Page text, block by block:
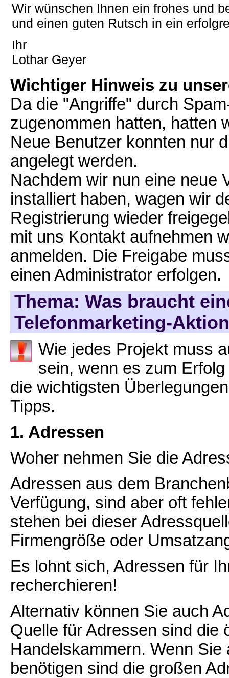
Wir wünschen Ihnen ein frohes und
und einen guten Rutsch in ein
Ihr
Lothar Geyer
Wichtiger Hinweis zu
Da die "Angriffe" durch
zugenommen hatten, hatten
Neue Benutzer konnten nur
angelegt werden.
Nachdem wir nun eine neue
installiert haben, wagen wir
Registrierung wieder
mit uns Kontakt aufnehmen
anmelden. Die Freigabe
einen Administrator erfolgen.
Thema: Was braucht
Telefonmarketing-
Wie jedes Projekt muss
sein, wenn es zum
die wichtigsten
Tipps.
1. Adressen
Woher nehmen Sie die
Adressen aus dem
Verfügung, sind aber oft
stehen bei dieser
Firmengröße oder
Es lohnt sich, Adressen für
recherchieren!
Alternativ können Sie auch
Quelle für Adressen sind die
Handelskammern. Wenn
benötigen sind die großen